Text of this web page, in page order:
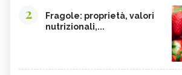
2
Fragole: proprietà, valori
nutrizionali,...